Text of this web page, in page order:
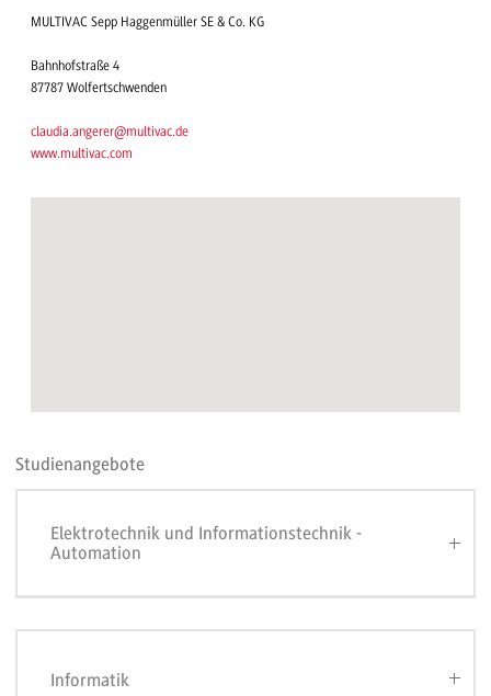
MULTIVAC Sepp Haggenmüller SE & Co. KG
Bahnhofstraße 4
87787 Wolfertschwenden
claudia.angerer@multivac.de
www.multivac.com
Studienangebote
Elektrotechnik und Informationstechnik -
Automation
Informatik